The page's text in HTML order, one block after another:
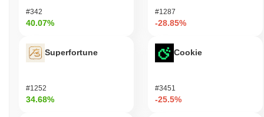
#342
40.07%
Superfortune
#1252
34.68%
#1287
-28.85%
Cookie
#3451
-25.5%